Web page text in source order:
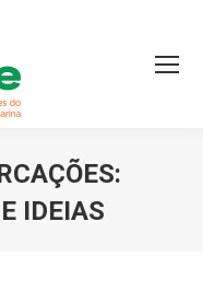
IDEIAS